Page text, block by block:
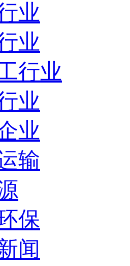
业
业
行业
业
业
输
保
闻